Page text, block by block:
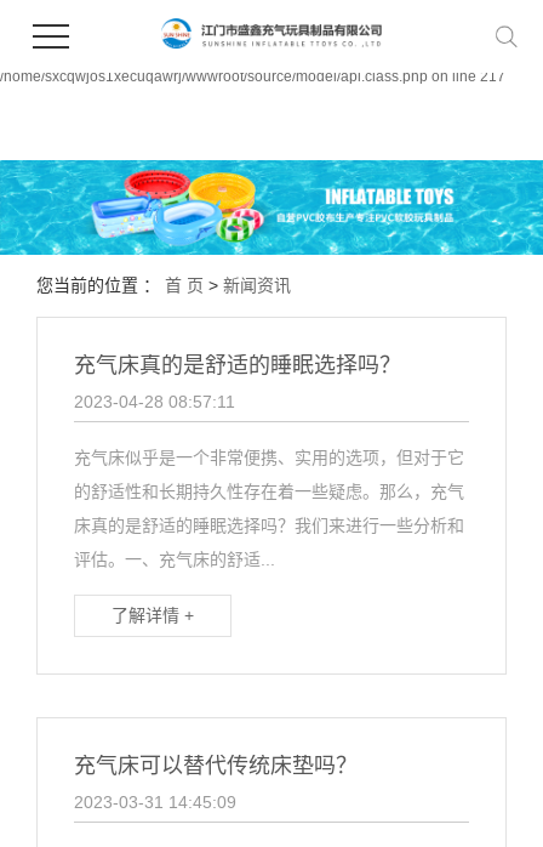
file_put_contents(/home/sxcqwjos1xecuqawrj/wwwroot/source/cache/
/home/sxcqwjos1xecuqawrj/wwwroot/source/model/api.class.php on line 217
您当前的位置 ： 首 页 > 新闻资讯
充气床真的是舒适的睡眠选择吗？
2023-04-28 08:57:11
充气床似乎是一个非常便携、实用的选项，但对于它
的舒适性和长期持久性存在着一些疑虑。那么，充气
床真的是舒适的睡眠选择吗？我们来进行一些分析和
评估。一、充气床的舒适...
了解详情 +
充气床可以替代传统床垫吗？
2023-03-31 14:45:09